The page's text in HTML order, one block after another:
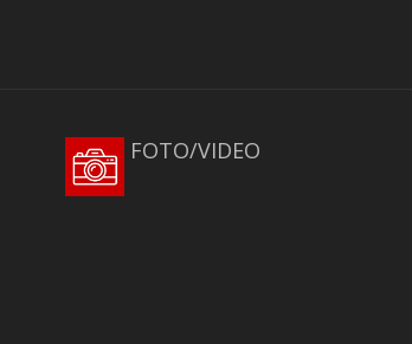
FOTO/VIDEO